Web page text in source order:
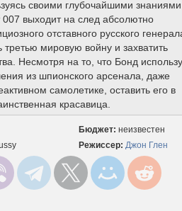
своими глубочайшими знаниями
007 выходит на след абсолютно
отставного русского
третью мировую войну и захватить
Несмотря на то, что Бонд
из шпионского арсенала, даже
самолетике, оставить его в
красавица.
Бюджет: неизвестен
Режиссер: Джон Глен